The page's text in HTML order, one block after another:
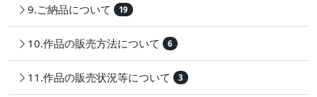
9.ご納品について 19
10.作品の販売方法について 6
11.作品の販売状況等について 3